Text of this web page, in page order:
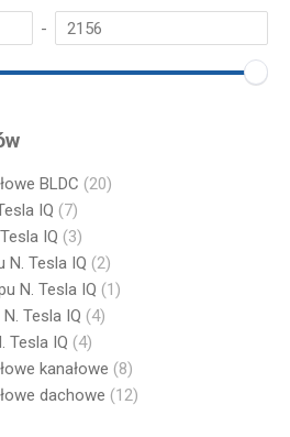
-
BLDC 2020
IQ 77
products
IQ 33
products
N. Tesla IQ 22
products
N. Tesla IQ 11
Tesla IQ 44
Tesla IQ 44
products
kanałowe 88
products
dachowe 1212